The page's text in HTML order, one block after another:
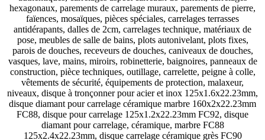
hexagonaux, parements de carrelage muraux, parements de pierre,
faïences, mosaïques, pièces spéciales, carrelages terrasses
antidérapants, dalles de 2cm, carrelages technique, matériaux de
pose, meubles de salle de bains, plots autonivelant, plots fixes,
parois de douches, receveurs de douches, caniveaux de douches,
vasques, lave, mains, miroirs, robinetterie, baignoires, panneaux de
construction, pièce techniques, outillage, carrelette, peigne à colle,
vêtements de sécurité, équipements de protection, malaxeur,
niveaux, disque à tronçonner pour acier et inox 125x1.6x22.23mm,
disque diamant pour carrelage céramique marbre 160x2x22.23mm
FC88, disque pour carrelage 125x1.2x22.23mm FC92, disque
diamant pour carrelage, céramique, marbre FC88
125x2.4x22.23mm, disque carrelage céramique grès FC90